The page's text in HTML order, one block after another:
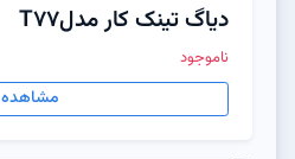
دیاگ تینک کار مدلT77
ناموجود
مشاهده